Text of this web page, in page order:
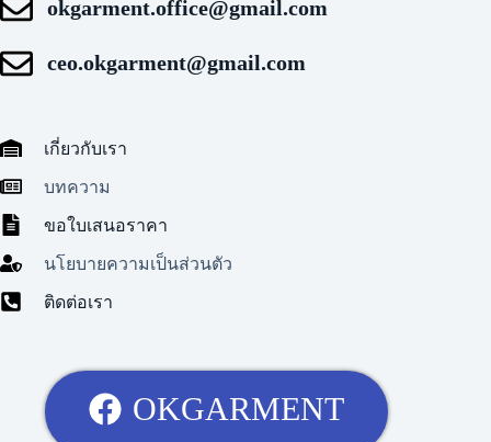
okgarment.office@gmail.com
ceo.okgarment@gmail.com
เกี่ยวกับเรา
บทความ
ขอใบเสนอราคา
นโยบายความเป็นส่วนตัว
ติดต่อเรา
OKGARMENT